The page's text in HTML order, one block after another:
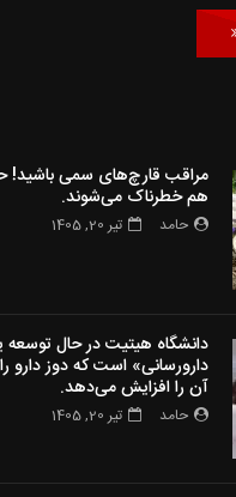
مراقب قارچ‌های سمی باشید!
هم خطرناک می‌شوند.
حامد تیر 20, 1405
دانشگاه هیتیت در حال
دارورسانی» است که دوز
آن را افزایش می‌دهد.
حامد تیر 20, 1405